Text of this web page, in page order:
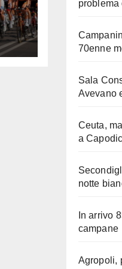
problema
70enne
Sala
Avevano
Ceuta,
a
notte
In arrivo
campane
Agropoli,